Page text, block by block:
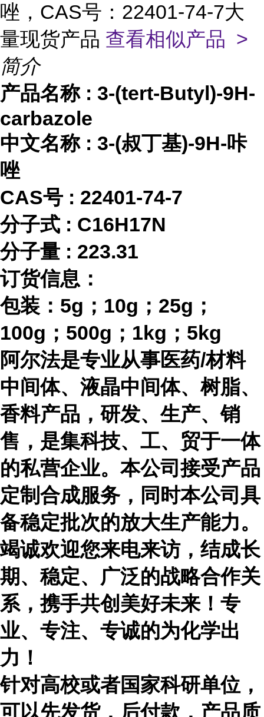
唑，CAS号：22401-74-7大
量现货产品 查看相似产品 >
简介
产品名称 : 3-(tert-Butyl)-9H-
carbazole
中文名称 : 3-(叔丁基)-9H-咔
唑
CAS号 : 22401-74-7
分子式 : C16H17N
分子量 : 223.31
订货信息：
包装： 5g；10g；25g；
100g；500g；1kg；5kg
阿尔法是专业从事医药/材料
中间体、液晶中间体、树脂、
香料产品，研发、生产、销
售，是集科技、工、贸于一体
的私营企业。本公司接受产品
定制合成服务，同时本公司具
备稳定批次的放大生产能力。
竭诚欢迎您来电来访，结成长
期、稳定、广泛的战略合作关
系，携手共创美好未来！专
业、专注、专诚的为化学出
力！
针对高校或者国家科研单位，
可以先发货，后付款，产品质